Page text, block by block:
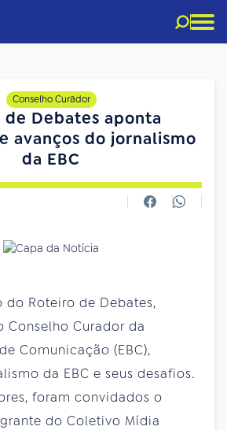
Conselho Curador
de Debates aponta
avanços do jornalismo
da EBC
Roteiro de Debates,
Curador da
Comunicação (EBC),
da EBC e seus desafios.
foram convidados o
do Coletivo Mídia